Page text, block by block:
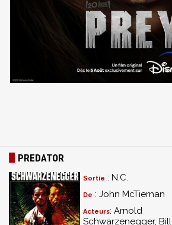
PREDATOR
Sortie : N.C.
De : John McTiernan
Acteurs: Arnold
Schwarzenegger, Bill